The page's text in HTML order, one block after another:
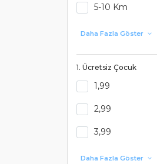
5-10 Km
Daha Fazla Göster
1. Ücretsiz Çocuk
1,99
2,99
3,99
Daha Fazla Göster